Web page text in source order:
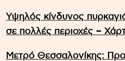
Υψηλός κίνδυνος
σε πολλές περιοχές –
Μετρό Θεσσαλονίκης: